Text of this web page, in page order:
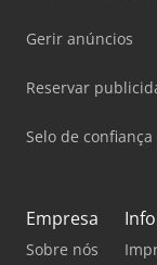
Gerir anúncios
Reservar
Selo de confiança
Empresa
Sobre nós